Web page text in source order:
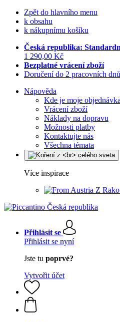
Zpět do hlavního menu
k obsahu
k nákupnímu košíku
Česká republika:
1 290,00 Kč
Bezplatné vrácení zboží
Doručení do 2 pracovních
Nápověda
Kde je moje
Vrácení zboží
Náklady na dopravu
Možnosti platby
Kontaktujte nás
Všechna témata
Více inspirace
Z
Přihlásit se
Přihlásit se nyní
Jste tu poprvé?
Vytvořit účet